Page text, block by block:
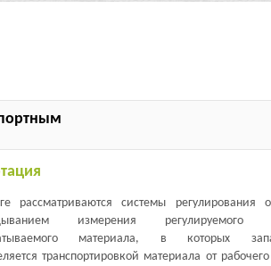
рассматриваются системы регулирования
измерения регулируемого
материала, в которых
транспортировкой материала от